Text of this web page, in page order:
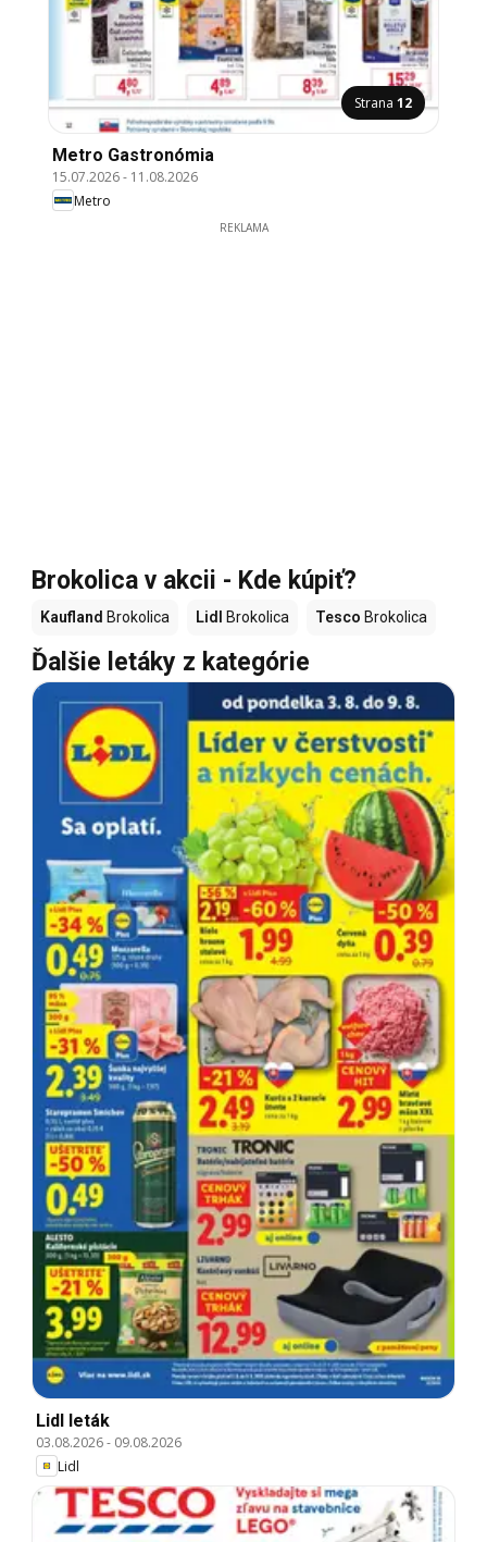
Strana 12
Metro Gastronómia
15.07.2026- 11.08.2026
Metro
REKLAMA
Brokolica v akcii - Kde kúpiť?
Kaufland Brokolica Lidl Brokolica Tesco Brokolica
Ďalšie letáky z kategórie
Lidl leták
03.08.2026- 09.08.2026
Lidl